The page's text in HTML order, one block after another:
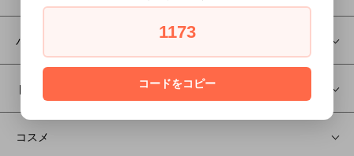
バリカン/トリマー
ドライヤー/ヘアアイロン
コスメ
1173
コードをコピー